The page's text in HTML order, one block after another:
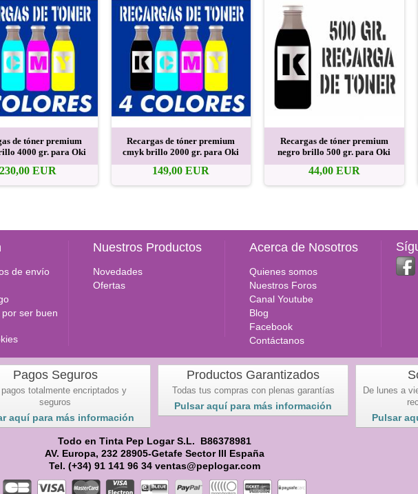
de tóner premium
4000 gr. para Oki
230,00 EUR
Recargas de tóner premium
cmyk brillo 2000 gr. para Oki
149,00 EUR
Recargas de tóner premium
negro brillo 500 gr. para Oki
44,00 EUR
de envío
ser buen
Nuestros Productos
Novedades
Ofertas
Acerca de Nosotros
Quienes somos
Nuestros Foros
Canal Youtube
Blog
Facebook
Contáctanos
Pagos Seguros
totalmente encriptados y
seguros
aquí para más información
Productos Garantizados
Todas tus compras con plenas garantías
Pulsar aquí para más información
De lunes a
Pulsar
Todo en Tinta Pep Logar S.L. B86378981
AV. Europa, 232 28905-Getafe Sector III España
Tel. (+34) 91 141 96 34 ventas@peplogar.com